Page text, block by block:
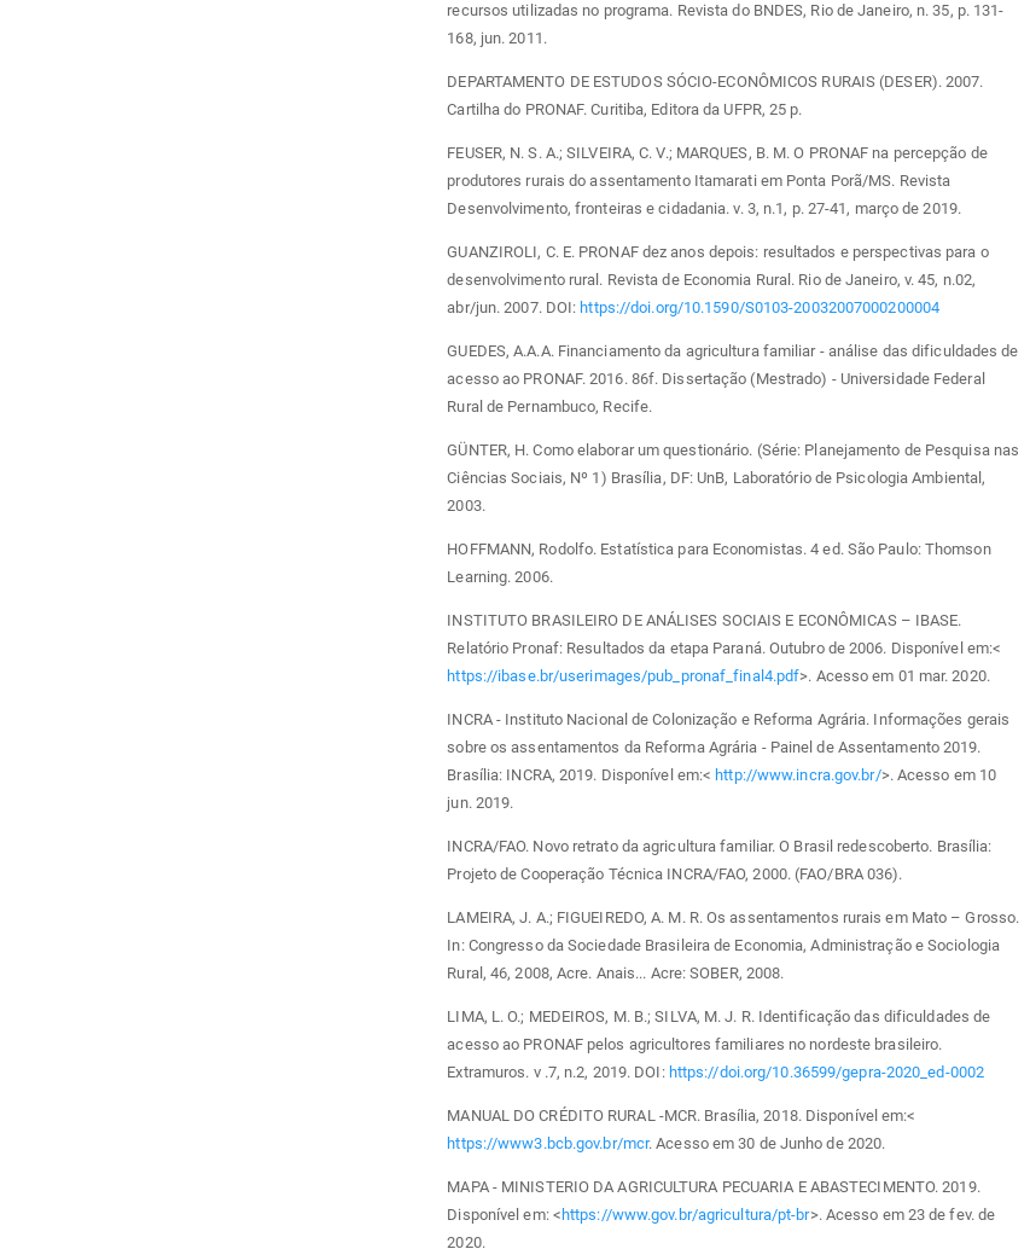
recursos utilizadas no programa. Revista do BNDES, Rio de Janeiro, n. 35, p. 131-
168, jun. 2011.
DEPARTAMENTO DE ESTUDOS SÓCIO-ECONÔMICOS RURAIS (DESER). 2007.
Cartilha do PRONAF. Curitiba, Editora da UFPR, 25 p.
FEUSER, N. S. A.; SILVEIRA, C. V.; MARQUES, B. M. O PRONAF na percepção de
produtores rurais do assentamento Itamarati em Ponta Porã/MS. Revista
Desenvolvimento, fronteiras e cidadania. v. 3, n.1, p. 27-41, março de 2019.
GUANZIROLI, C. E. PRONAF dez anos depois: resultados e perspectivas para o
desenvolvimento rural. Revista de Economia Rural. Rio de Janeiro, v. 45, n.02,
abr/jun. 2007. DOI: https://doi.org/10.1590/S0103-20032007000200004
GUEDES, A.A.A. Financiamento da agricultura familiar - análise das dificuldades de
acesso ao PRONAF. 2016. 86f. Dissertação (Mestrado) - Universidade Federal
Rural de Pernambuco, Recife.
GÜNTER, H. Como elaborar um questionário. (Série: Planejamento de Pesquisa nas
Ciências Sociais, Nº 1) Brasília, DF: UnB, Laboratório de Psicologia Ambiental,
2003.
HOFFMANN, Rodolfo. Estatística para Economistas. 4 ed. São Paulo: Thomson
Learning. 2006.
INSTITUTO BRASILEIRO DE ANÁLISES SOCIAIS E ECONÔMICAS – IBASE.
Relatório Pronaf: Resultados da etapa Paraná. Outubro de 2006. Disponível em:<
https://ibase.br/userimages/pub_pronaf_final4.pdf>. Acesso em 01 mar. 2020.
INCRA - Instituto Nacional de Colonização e Reforma Agrária. Informações gerais
sobre os assentamentos da Reforma Agrária - Painel de Assentamento 2019.
Brasília: INCRA, 2019. Disponível em:< http://www.incra.gov.br/>. Acesso em 10
jun. 2019.
INCRA/FAO. Novo retrato da agricultura familiar. O Brasil redescoberto. Brasília:
Projeto de Cooperação Técnica INCRA/FAO, 2000. (FAO/BRA 036).
LAMEIRA, J. A.; FIGUEIREDO, A. M. R. Os assentamentos rurais em Mato – Grosso.
In: Congresso da Sociedade Brasileira de Economia, Administração e Sociologia
Rural, 46, 2008, Acre. Anais... Acre: SOBER, 2008.
LIMA, L. O.; MEDEIROS, M. B.; SILVA, M. J. R. Identificação das dificuldades de
acesso ao PRONAF pelos agricultores familiares no nordeste brasileiro.
Extramuros. v .7, n.2, 2019. DOI: https://doi.org/10.36599/gepra-2020_ed-0002
MANUAL DO CRÉDITO RURAL -MCR. Brasília, 2018. Disponível em:<
https://www3.bcb.gov.br/mcr. Acesso em 30 de Junho de 2020.
MAPA - MINISTERIO DA AGRICULTURA PECUARIA E ABASTECIMENTO. 2019.
Disponível em: < https://www.gov.br/agricultura/pt-br>. Acesso em 23 de fev. de
2020.